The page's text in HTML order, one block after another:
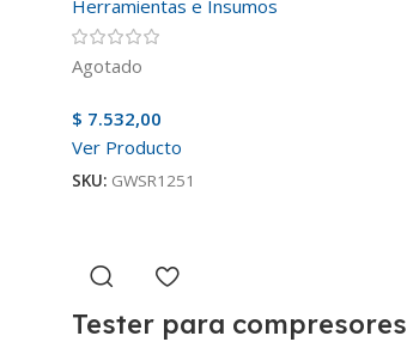
Herramientas e Insumos
Agotado
$ 7.532,00
Ver Producto
SKU: GWSR1251
Tester para compresores